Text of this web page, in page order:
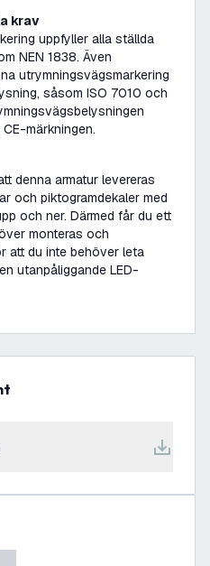
krav
uppfyller alla ställda
NEN 1838. Även
utrymningsvägsmarkering
såsom ISO 7010 och
märkningen.
denna armatur levereras
och piktogramdekaler med
och ner. Därmed får du ett
monteras och
att du inte behöver leta
utanpåliggande LED-